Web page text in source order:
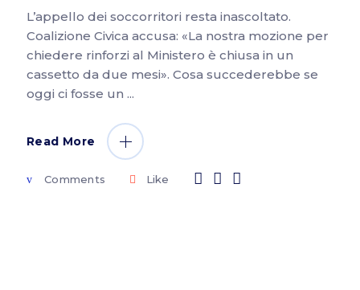
L’appello dei soccorritori resta inascoltato.
Coalizione Civica accusa: «La nostra mozione per
chiedere rinforzi al Ministero è chiusa in un
cassetto da due mesi». Cosa succederebbe se
oggi ci fosse un
Read More
Comments Like